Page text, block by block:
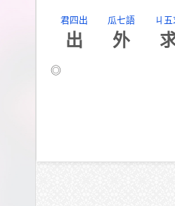
君四出
出
瓜七語
外
ㄐ五
◎